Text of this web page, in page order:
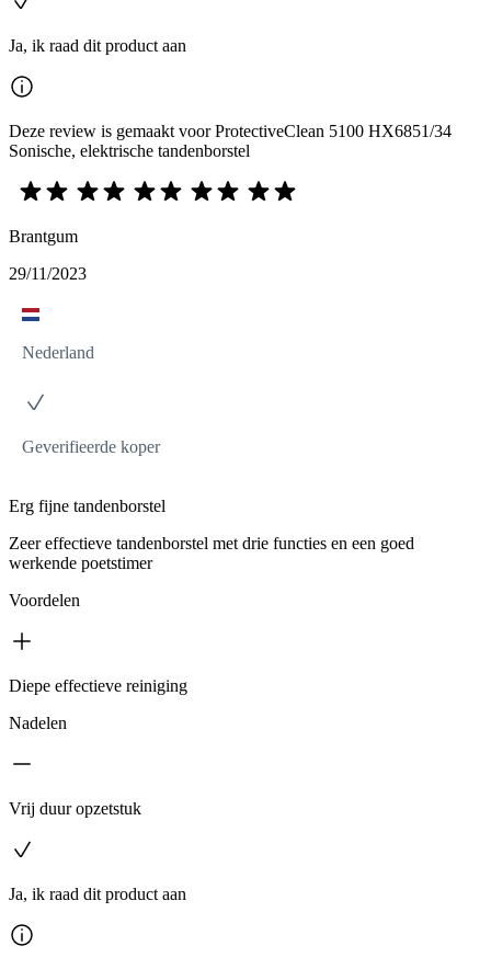
Ja, ik raad dit product aan
Deze review is gemaakt voor ProtectiveClean 5100 HX6851/34
Sonische, elektrische tandenborstel
Brantgum
29/11/2023
Nederland
Geverifieerde koper
Erg fijne tandenborstel
Zeer effectieve tandenborstel met drie functies en een goed
werkende poetstimer
Voordelen
Diepe effectieve reiniging
Nadelen
Vrij duur opzetstuk
Ja, ik raad dit product aan